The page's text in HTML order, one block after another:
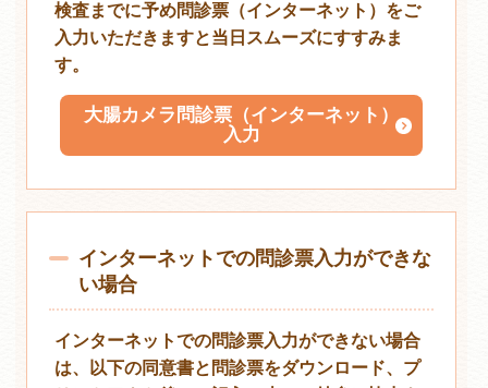
検査までに予め問診票（インターネット）をご
入力いただきますと当日スムーズにすすみま
す。
大腸カメラ問診票（インターネット）
入力
インターネットでの問診票入力ができな
い場合
インターネットでの問診票入力ができない場合
は、以下の同意書と問診票をダウンロード、プ